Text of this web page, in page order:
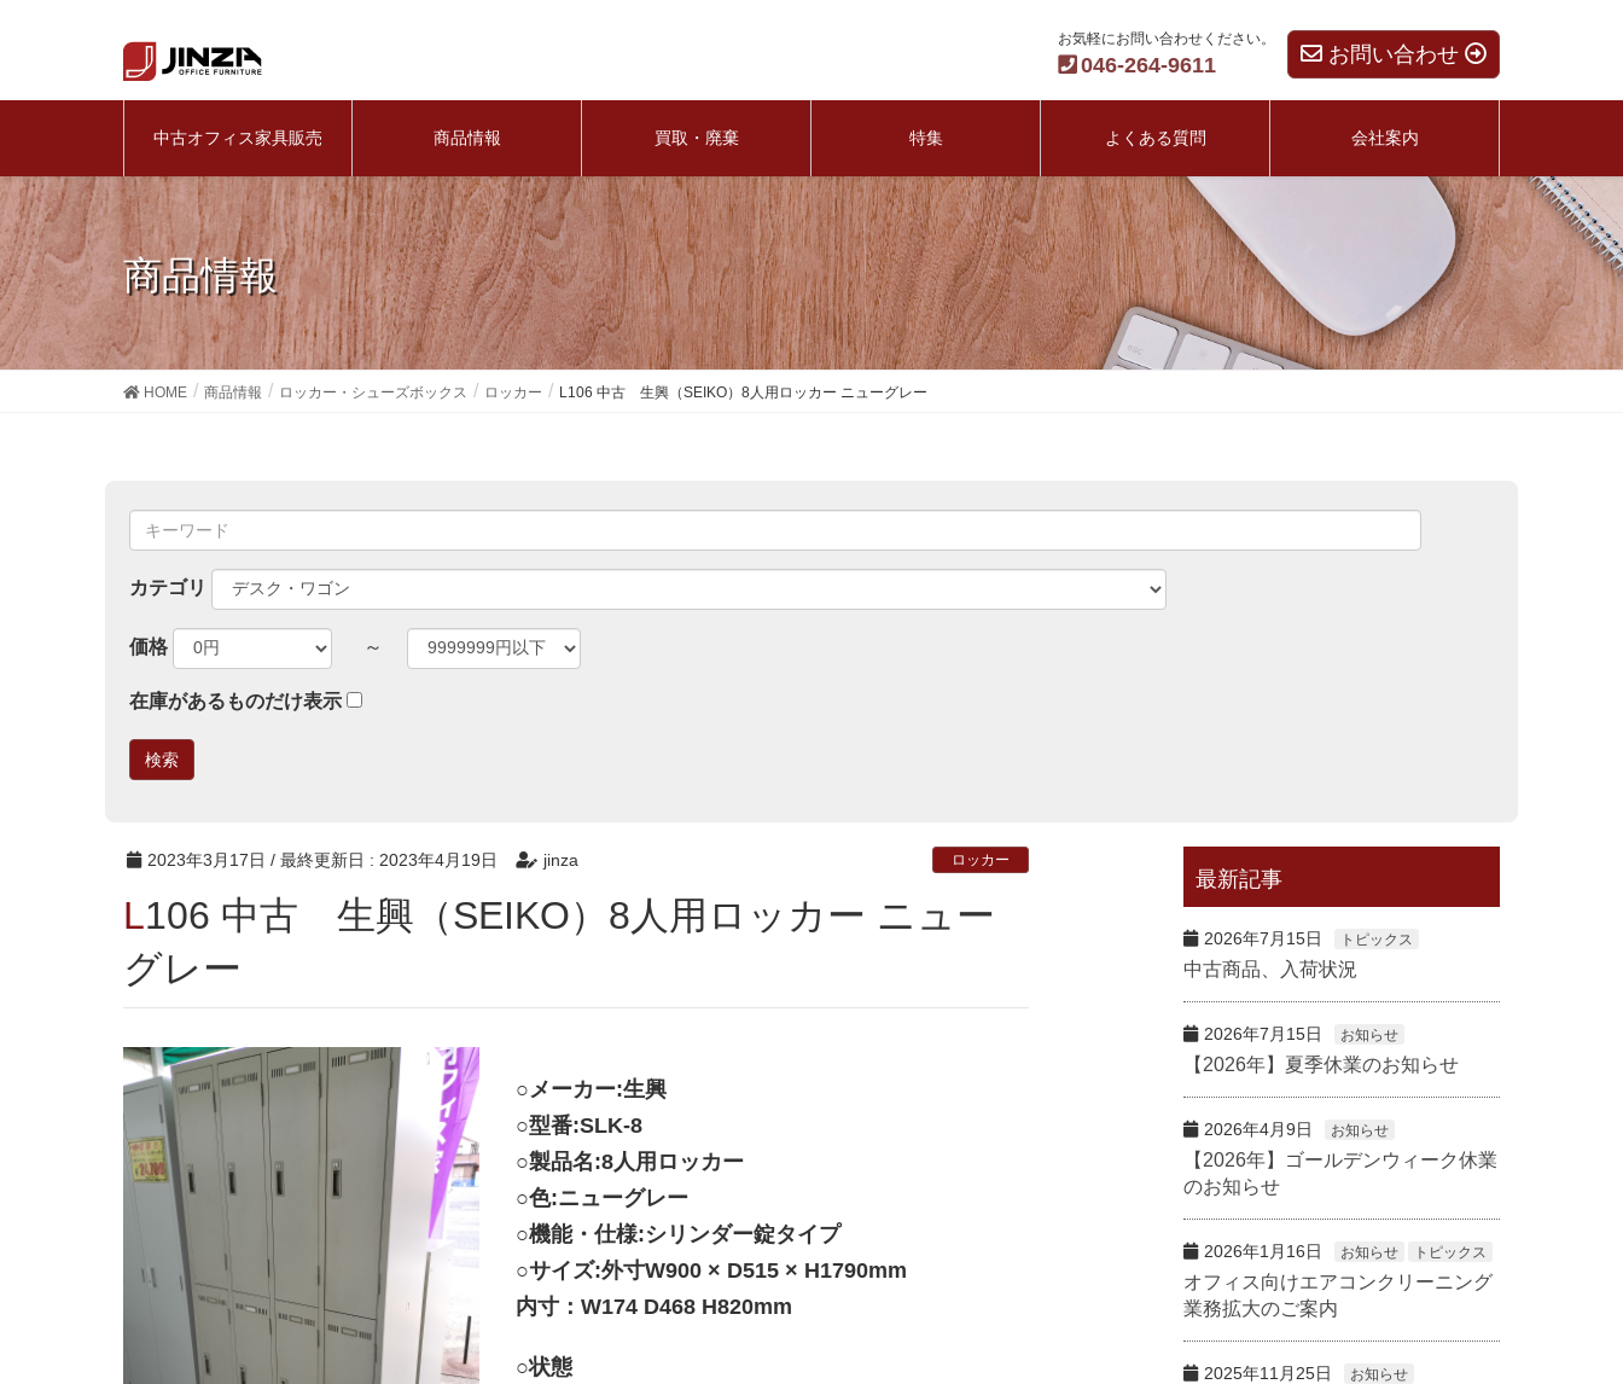
お気軽にお問い合わせください。
046-264-9611 お問い合わせ
中古オフィス家具販売 商品情報 買取・廃棄 特集 よくある質問 会社案内
商品情報
HOME 商品情報 ロッカー・シューズボックス ロッカー L106 中古 生興（SEIKO）8人用ロッカー ニューグレー
カテゴリ
価格 ～
在庫があるものだけ表示
2023年3月17日 / 最終更新日 : 2023年4月19日 jinza ロッカー
L106 中古 生興（SEIKO）8人用ロッカー ニュー
グレー
○メーカー:生興
○型番:SLK-8
○製品名:8人用ロッカー
○色:ニューグレー
○機能・仕様:シリンダー錠タイプ
○サイズ:外寸W900 × D515 × H1790mm
内寸：W174 D468 H820mm
○状態
最新記事
2026年7月15日 トピックス
中古商品、入荷状況
2026年7月15日 お知らせ
【2026年】夏季休業のお知らせ
2026年4月9日 お知らせ
【2026年】ゴールデンウィーク休業
のお知らせ
2026年1月16日 お知らせ トピックス
オフィス向けエアコンクリーニング
業務拡大のご案内
2025年11月25日 お知らせ